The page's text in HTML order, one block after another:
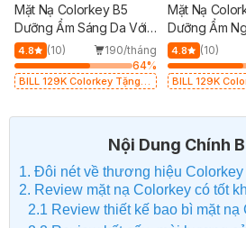
Mặt Nạ Colorkey B5
Dưỡng Ẩm Sáng Da Với
Niacinamide 25ml
4.8 (10)
190/tháng
64%
BILL 129K Colorkey Tặng
Mặt Nạ
Dưỡng Ẩm
Chiết Xuất
4.8 (10)
BILL 129K
Nội Dung Chính
1. Đôi nét về thương hiệu Colorkey
2. Review mặt nạ Colorkey có tốt
2.1 Review thiết kế bao bì mặt nạ